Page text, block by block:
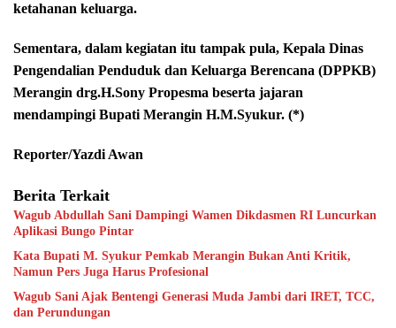
ketahanan keluarga.
Sementara, dalam kegiatan itu tampak pula, Kepala Dinas
Pengendalian Penduduk dan Keluarga Berencana (DPPKB)
Merangin drg.H.Sony Propesma beserta jajaran
mendampingi Bupati Merangin H.M.Syukur. (*)
Reporter/Yazdi Awan
Berita Terkait
Wagub Abdullah Sani Dampingi Wamen Dikdasmen RI Luncurkan
Aplikasi Bungo Pintar
Kata Bupati M. Syukur Pemkab Merangin Bukan Anti Kritik,
Namun Pers Juga Harus Profesional
Wagub Sani Ajak Bentengi Generasi Muda Jambi dari IRET, TCC,
dan Perundungan